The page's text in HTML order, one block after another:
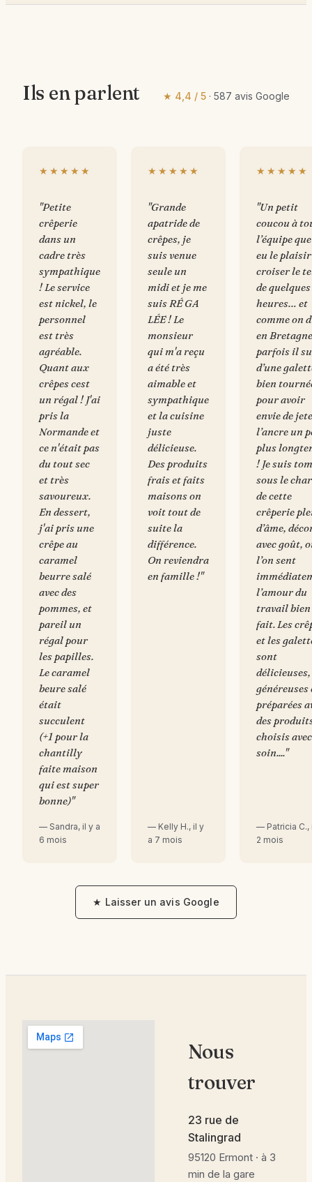
Ils en parlent ★ 4,4 / 5 · 587 avis Google
★★★★★
"Petite
crêperie
dans un
cadre très
sympathique
! Le service
est nickel, le
personnel
est très
agréable.
Quant aux
crêpes cest
un régal ! J'ai
pris la
Normande et
ce n'était pas
du tout sec
et très
savoureux.
En dessert,
j'ai pris une
crêpe au
caramel
beurre salé
avec des
pommes, et
pareil un
régal pour
les papilles.
Le caramel
beure salé
était
succulent
(+1 pour la
chantilly
faite maison
qui est super
bonne)"
— Sandra, il y a
6 mois
★★★★★
"Grande
apatride de
crêpes, je
suis venue
seule un
midi et je me
suis RÉ GA
LÉE ! Le
monsieur
qui m'a reçu
a été très
aimable et
sympathique
et la cuisine
juste
délicieuse.
Des produits
frais et faits
maisons on
voit tout de
suite la
différence.
On reviendra
en famille !"
— Kelly H., il y
a 7 mois
★★★★★
"Un petit
coucou à
l’équipe
eu le plaisir
croiser le
de quelques
heures… et
comme on
en
parfois il
d’une
bien
pour avoir
envie de
l’ancre un
plus
! Je suis
sous le
de cette
crêperie
d’âme,
avec goût,
l’on sent
l’amour du
travail bien
fait. Les
et les
sont
délicieuses,
généreuses
préparées
des
choisis avec
soin...."
— Patricia C.,
2 mois
★ Laisser un avis Google
Nous
trouver
23 rue de
Stalingrad
95120 Ermont · à 3
min de la gare